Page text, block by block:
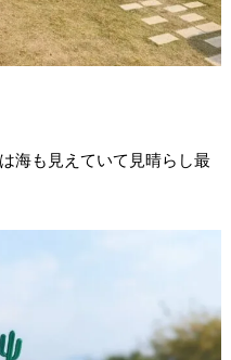
海も見えていて見晴らし最